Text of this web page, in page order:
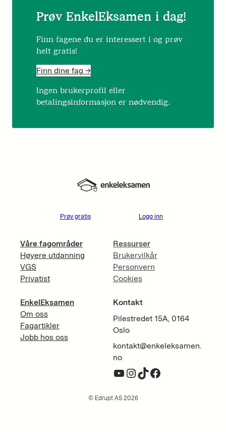
Prøv EnkelEksamen i dag!
Finn fagene du er interessert i og prøv
helt gratis!
Finn dine fag ->
Ingen brukerprofil eller
betalingsinformasjon er nødvendig.
Prøv gratis Logg inn
Våre fagområder
Høyere utdanning
VGS
Privatist
EnkelEksamen
Om oss
Fagartikler
Jobb hos oss
Ressurser
Brukervilkår
Personvern
Cookies
Kontakt
Pilestredet 15A, 0164
Oslo
kontakt@enkeleksamen.
no
YouTube InstagramTikTok Facebook
© Edrupt AS 2026